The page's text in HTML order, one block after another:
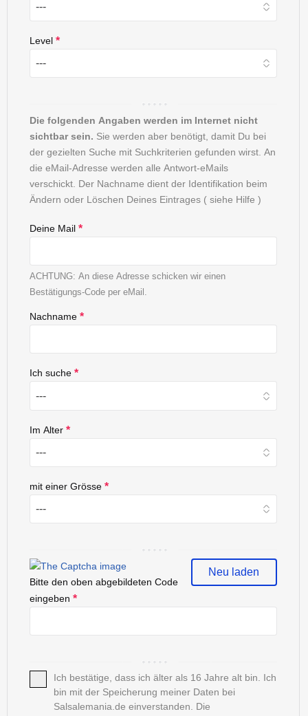
Level *
Die folgenden Angaben werden im Internet nicht
sichtbar sein. Sie werden aber benötigt, damit Du bei
der gezielten Suche mit Suchkriterien gefunden wirst. An
die eMail-Adresse werden alle Antwort-eMails
verschickt. Der Nachname dient der Identifikation beim
Ändern oder Löschen Deines Eintrages ( siehe Hilfe )
Deine Mail *
ACHTUNG: An diese Adresse schicken wir einen
Bestätigungs-Code per eMail.
Nachname *
Ich suche *
Im Alter *
mit einer Grösse *
Neu laden
Bitte den oben abgebildeten Code
eingeben *
Ich bestätige, dass ich älter als 16 Jahre alt bin. Ich
bin mit der Speicherung meiner Daten bei
Salsalemania.de einverstanden. Die